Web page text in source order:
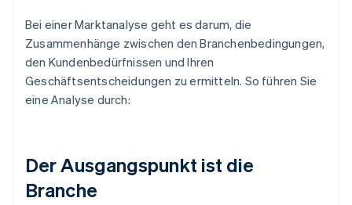
Bei einer Marktanalyse geht es darum, die
Zusammenhänge zwischen den Branchenbedingungen,
den Kundenbedürfnissen und Ihren
Geschäftsentscheidungen zu ermitteln. So führen Sie
eine Analyse durch:
Der Ausgangspunkt ist die
Branche